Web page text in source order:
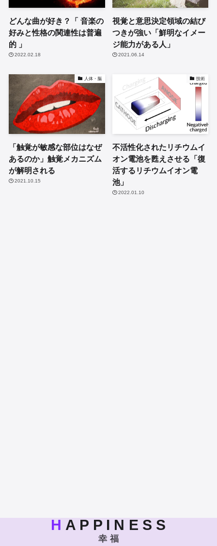
どんな曲が好き？「 音楽の
好みと性格の関連性は普遍
的 」
2022.02.18
視覚と意思決定領域の結び
つきが強い「鮮明なイメー
ジ能力がある人」
2021.06.14
人体・脳
「触覚が敏感な部位はなぜ
あるのか」触覚メカニズム
が解明される
2021.10.15
技術
不活性化されたリチウムイ
オン電池を甦えさせる「復
活するリチウムイオン電
池」
2022.01.10
H A P P I N E S S
幸 福